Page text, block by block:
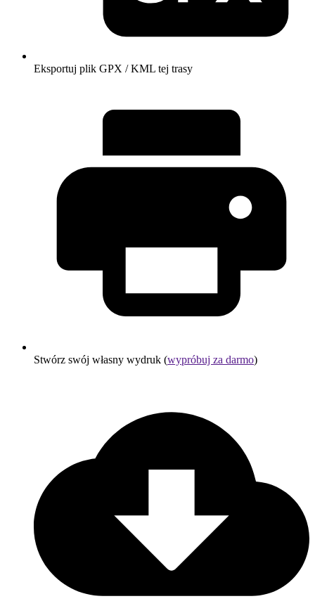
Eksportuj plik GPX / KML tej trasy
Stwórz swój własny wydruk (wypróbuj za darmo)